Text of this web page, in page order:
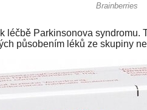
léčbě Parkinsonova
působením léků ze skupiny